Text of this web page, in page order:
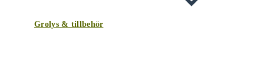
Grolys & tillbehör